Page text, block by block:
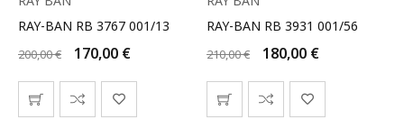
RAY-BAN RB 3767 001/13
200,00€ 170,00 €
RAY-BAN RB 3931 001/56
210,00€ 180,00 €